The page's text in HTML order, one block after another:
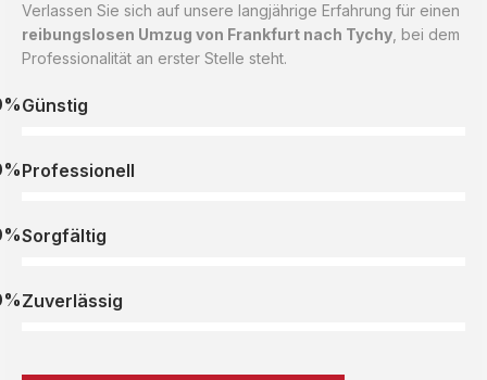
Verlassen Sie sich auf unsere langjährige Erfahrung für einen
reibungslosen Umzug von Frankfurt nach Tychy , bei dem
Professionalität an erster Stelle steht.
Günstig
Professionell
Sorgfältig
Zuverlässig